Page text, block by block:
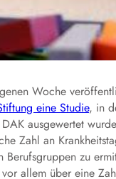
Woche
eine Studie, in
DAK ausgewertet
Zahl an
Berufsgruppen zu
allem über eine